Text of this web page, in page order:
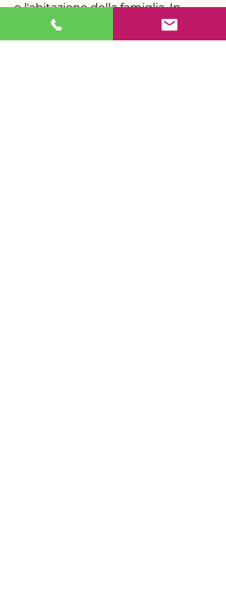
o l'abitazione della famiglia. In
alternativa, se il defunto avesse
espresso tale volontà, le ceneri